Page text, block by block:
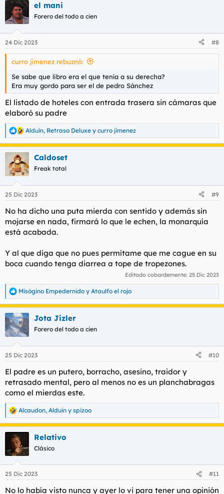
el mani
Forero del todo a cien
24 Dic 2023 #8
curro jimenez rebuznó:
Se sabe que libro era el que tenía a su derecha?
Era muy gordo para ser el de pedro Sánchez
El listado de hoteles con entrada trasera sin cámaras que
elaboró su padre
R
e
a
c
i
e
:
Alduin, Retraso Deluxe y curro jimenez
Caldoset
Freak total
25 Dic 2023 #9
No ha dicho una puta mierda con sentido y además sin
mojarse en nada, firmará lo que le echen, la monarquía
está acabada.
Y al que diga que no pues permítame que me cague en su
boca cuando tenga diarrea a tope de tropezones.
Editado cobardemente: 25 Dic 2023
R
e
a
c
c
i
e
:
Misógino Empedernido y Ataulfo el rojo
Jota Jizler
Forero del todo a cien
25 Dic 2023 #10
El padre es un putero, borracho, asesino, traidor y
retrasado mental, pero al menos no es un planchabragas
como el mierdas este.
R
e
a
c
i
e
Alcaudon, Alduin y spizoo
Relativo
Clásico
25 Dic 2023 #11
No lo había visto nunca y ayer lo vi para tener una opinión